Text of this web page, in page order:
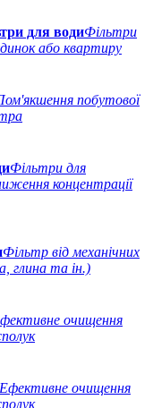
для водиФільтри
або квартиру
побутової
Фільтри для
концентрації
Фільтр від механічних
глина та ін.)
очищення
Ефективне очищення